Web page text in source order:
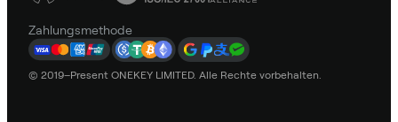
Zahlungsmethode
© 2019–Present ONEKEY LIMITED. Alle Rechte vorbehalten.